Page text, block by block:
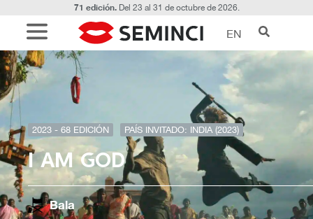
71 edición.Del 23 al 31 de octubre de 2026.
EN
2023 - 68 EDICIÓN PAÍS INVITADO: INDIA (2023)
I AM GOD
Bala